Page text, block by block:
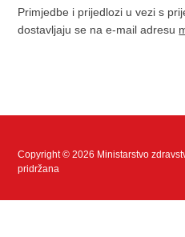
Primjedbe i prijedlozi u vezi s
dostavljaju se na e-mail adresu
Copyright © 2026 Ministarstvo
pridržana